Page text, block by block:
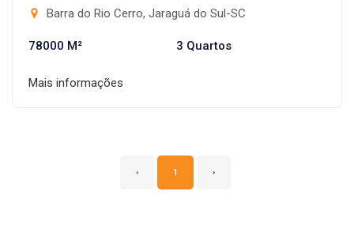
Barra do Rio Cerro, Jaraguá do Sul-SC
78000 M² 3 Quartos
Mais informações
‹ 1 ›